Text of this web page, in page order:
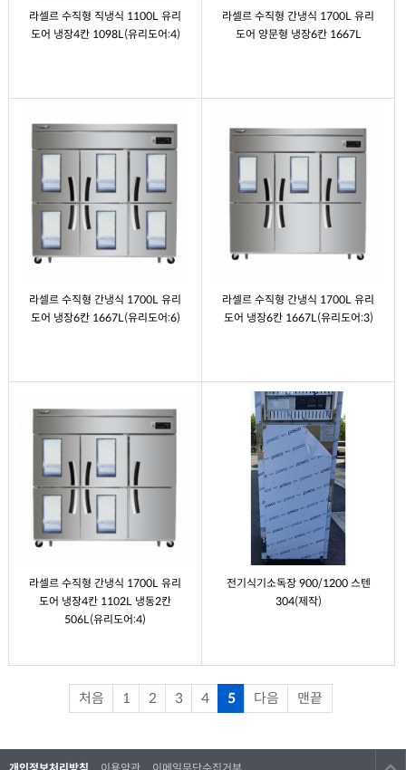
라셀르 수직형 직냉식 1100L 유리
도어 냉장4칸 1098L(유리도어:4)
라셀르 수직형 간냉식 1700L 유리
도어 양문형 냉장6칸 1667L
라셀르 수직형 간냉식 1700L 유리
도어 냉장6칸 1667L(유리도어:6)
라셀르 수직형 간냉식 1700L 유리
도어 냉장6칸 1667L(유리도어:3)
라셀르 수직형 간냉식 1700L 유리
도어 냉장4칸 1102L 냉동2칸
506L(유리도어:4)
전기식기소독장 900/1200 스텐
304(제작)
처음 1 2 3 4 5 다음 맨끝